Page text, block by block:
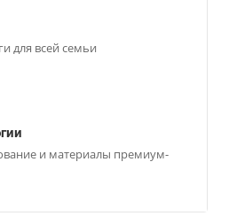
для всей семьи
и материалы премиум-